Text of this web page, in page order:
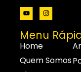
Menu
Home
Quem Somos